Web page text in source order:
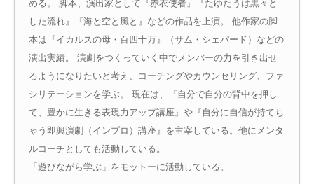
める。 脚本、演出家として『赤衣使者』『たゆたうは黒々と
した流れ』『海と空と風と』などの作品を上演。 他作家の脚
本は『イカルスの母・百四十万』（サム・シェパード）などの
演出実績。 演劇をつくっていく中でメンバーの力を引き出せ
るようになりたいと考え、コーチングやカウンセリング、ファ
シリテーションを学ぶ。 現在は、『自分で自分の背中を押し
て、豊かに生きる表現力アップ講座』や『自分に自信が持てち
ゃう即興演劇（インプロ）講座』を主宰している。他にメンタ
ルコーチとしても活動している。
「遊びながら学ぶ」をモットーに活動している。